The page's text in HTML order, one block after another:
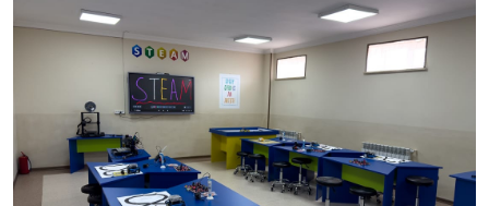
Gündəlik
Müsahibə